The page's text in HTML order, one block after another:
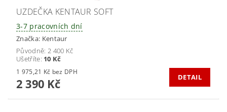
UZDEČKA KENTAUR SOFT
3-7 pracovních dní
Značka: Kentaur
Původně: 2 400 Kč
Ušetříte: 10 Kč
1 975,21 Kč bez DPH
2 390 Kč DETAIL